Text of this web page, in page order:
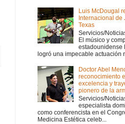
Luis McDougal
Internacional de
Texas
Servicios/
El músico y
estadounidense
logró una impecable actuación
Doctor Abel
reconocimiento
excelencia y
pionero de la
Servicios/
especialista
como conferencista en el
Medicina Estética celeb...